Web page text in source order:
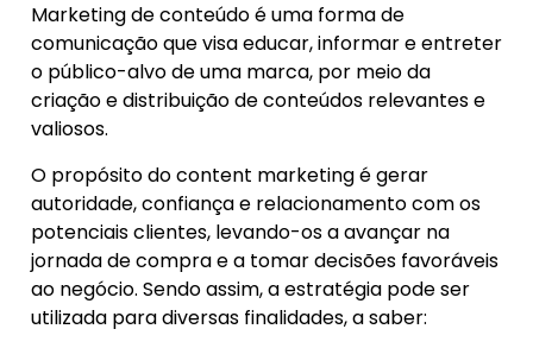
Marketing de conteúdo é uma forma de
comunicação que visa educar, informar e entreter
o público-alvo de uma marca, por meio da
criação e distribuição de conteúdos relevantes e
valiosos.
O propósito do content marketing é gerar
autoridade, confiança e relacionamento com os
potenciais clientes, levando-os a avançar na
jornada de compra e a tomar decisões favoráveis
ao negócio. Sendo assim, a estratégia pode ser
utilizada para diversas finalidades, a saber: